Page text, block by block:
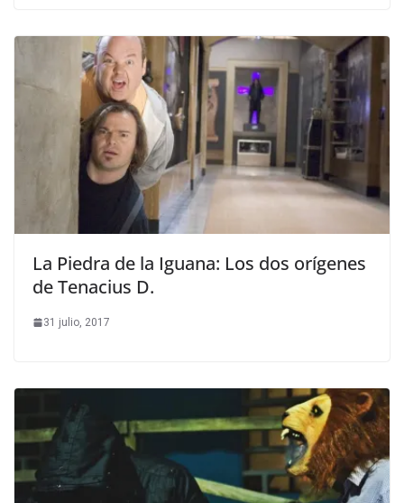
La Piedra de la Iguana: Los dos orígenes
de Tenacius D.
31 julio, 2017